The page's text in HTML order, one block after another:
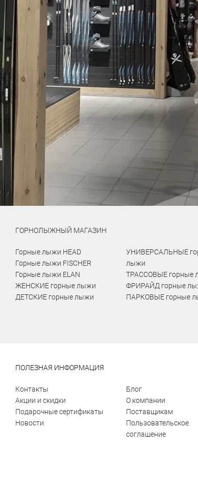
ГОРНОЛЫЖНЫЙ МАГАЗИН
Горные лыжи HEAD
Горные лыжи FISCHER
Горные лыжи ELAN
ЖЕНСКИЕ горные лыжи
ДЕТСКИЕ горные лыжи
УНИВЕРСАЛЬНЫЕ
лыжи
ТРАССОВЫЕ горные
ФРИРАЙД горные
ПАРКОВЫЕ горные
ПОЛЕЗНАЯ ИНФОРМАЦИЯ
Контакты
Акции и скидки
Подарочные сертификаты
Новости
Блог
О компании
Поставщикам
Пользовательское
соглашение